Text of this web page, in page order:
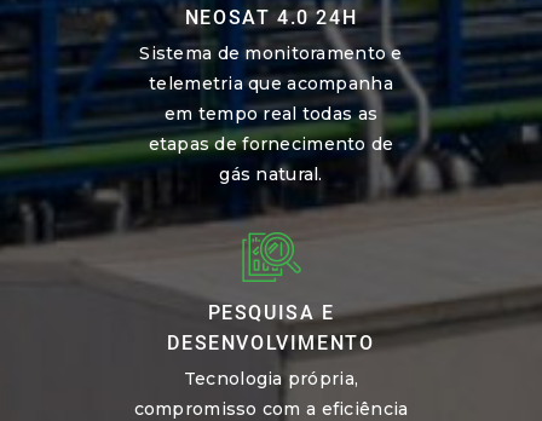
NEOSAT 4.0 24H
Sistema de monitoramento e
telemetria que acompanha
em tempo real todas as
etapas de fornecimento de
gás natural.
PESQUISA E
DESENVOLVIMENTO
Tecnologia própria,
compromisso com a eficiência